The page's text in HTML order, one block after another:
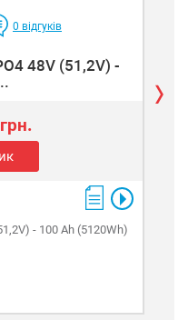
0 відгуків
48V (51,2V) -
- 100 Ah (5120Wh)